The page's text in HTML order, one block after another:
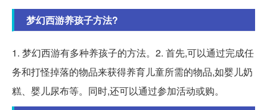
梦幻西游养孩子方法?
1. 梦幻西游有多种养孩子的方法。2. 首先,可以通过完成任
务和打怪掉落的物品来获得养育儿童所需的物品,如婴儿奶
糕、婴儿尿布等。同时,还可以通过参加活动或购。